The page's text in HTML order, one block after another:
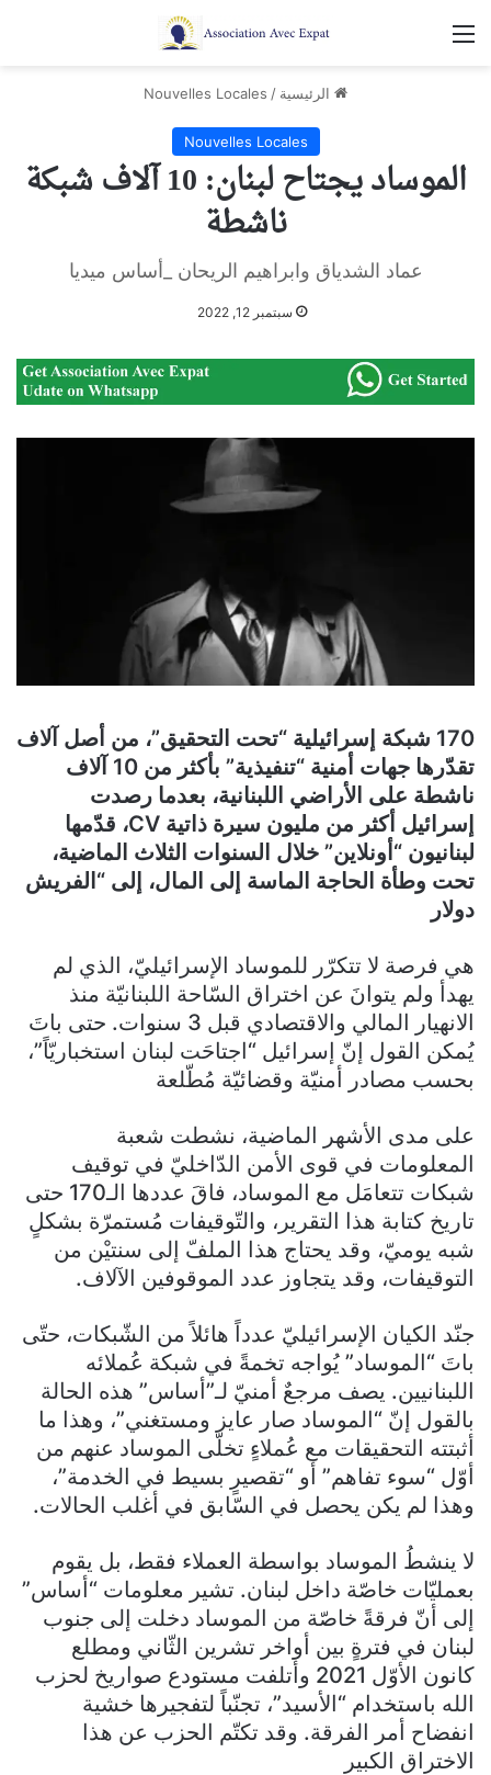
القائمة
الرئيسية /
Nouvelles Locales
Nouvelles Locales
الموساد يجتاح لبنان: 10 آلاف شبكة
ناشطة
عماد الشدياق وابراهيم الريحان _أساس ميديا
سبتمبر 12, 2022
170 شبكة إسرائيلية “تحت التحقيق”، من أصل آلاف
تقدّرها جهات أمنية “تنفيذية” بأكثر من 10 آلاف
ناشطة على الأراضي اللبنانية، بعدما رصدت
إسرائيل أكثر من مليون سيرة ذاتية CV، قدّمها
لبنانيون “أونلاين” خلال السنوات الثلاث الماضية،
تحت وطأة الحاجة الماسة إلى المال، إلى “الفريش
دولار
هي فرصة لا تتكرّر للموساد الإسرائيليّ، الذي لم
يهدأ ولم يتوانَ عن اختراق السّاحة اللبنانيّة منذ
الانهيار المالي والاقتصادي قبل 3 سنوات. حتى باتَ
يُمكن القول إنّ إسرائيل “اجتاحَت لبنان استخباريّاً”،
بحسب مصادر أمنيّة وقضائيّة مُطّلعة
على مدى الأشهر الماضية، نشطت شعبة
المعلومات في قوى الأمن الدّاخليّ في توقيف
شبكات تتعامَل مع الموساد، فاقَ عددها الـ170 حتى
تاريخ كتابة هذا التقرير، والتّوقيفات مُستمرّة بشكلٍ
شبه يوميّ، وقد يحتاج هذا الملفّ إلى سنتيْن من
التوقيفات، وقد يتجاوز عدد الموقوفين الآلاف.
جنّد الكيان الإسرائيليّ عدداً هائلاً من الشّبكات، حتّى
باتَ “الموساد” يُواجه تخمةً في شبكة عُملائه
اللبنانيين. يصف مرجعٌ أمنيّ لـ”أساس” هذه الحالة
بالقول إنّ “الموساد صار عايز ومستغني”، وهذا ما
أثبتته التحقيقات مع عُملاءٍ تخلّى الموساد عنهم من
أوّل “سوء تفاهم” أو “تقصيرٍ بسيط في الخدمة”،
وهذا لم يكن يحصل في السّابق في أغلب الحالات.
لا ينشطُ الموساد بواسطة العملاء فقط، بل يقوم
بعمليّات خاصّة داخل لبنان. تشير معلومات “أساس”
إلى أنّ فرقةً خاصّة من الموساد دخلت إلى جنوب
لبنان في فترةٍ بين أواخر تشرين الثّاني ومطلع
كانون الأوّل 2021 وأتلفت مستودع صواريخ لحزب
الله باستخدام “الأسيد”، تجنّباً لتفجيرها خشية
انفضاح أمر الفرقة. وقد تكتّم الحزب عن هذا
الاختراق الكبير